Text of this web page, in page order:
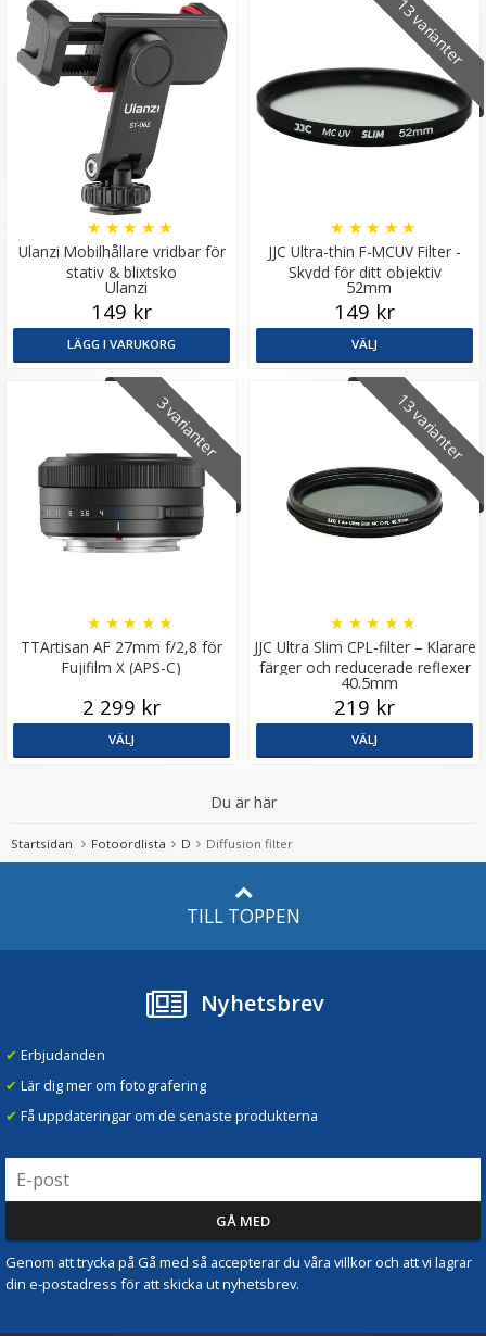
Ulanzi Mobilhållare vridbar för
stativ & blixtsko
★ ★ ★ ★ ★
Ulanzi
149 kr
LÄGG I VARUKORG
13 varianter
JJC Ultra-thin F-MCUV Filter -
Skydd för ditt objektiv
★ ★ ★ ★ ★
52mm
149 kr
VÄLJ
3 varianter
TTArtisan AF 27mm f/2,8 för
Fujifilm X (APS-C)
★ ★ ★ ★ ★
2 299 kr
VÄLJ
13 varianter
JJC Ultra Slim CPL-filter – Klarare
färger och reducerade reflexer
★ ★ ★ ★ ★
40.5mm
219 kr
VÄLJ
Du är här
Startsidan Fotoordlista D Diffusion filter
TILL TOPPEN
Nyhetsbrev
✔ Erbjudanden
✔ Lär dig mer om fotografering
✔ Få uppdateringar om de senaste produkterna
Genom att trycka på Gå med så accepterar du våra villkor och att vi lagrar
din e-postadress för att skicka ut nyhetsbrev.